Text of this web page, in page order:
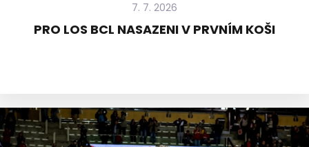
7. 7. 2026
PRO LOS BCL NASAZENI V PRVNÍM KOŠI